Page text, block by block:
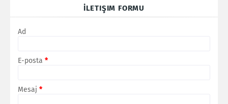
İLETIŞIM FORMU
Ad
E-posta *
Mesaj *